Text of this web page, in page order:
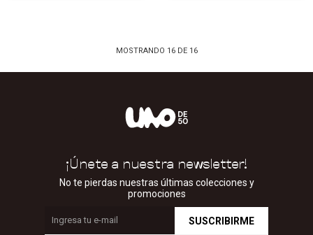
MOSTRANDO 16DE 16
¡Únete a nuestra newsletter!
No te pierdas nuestras últimas colecciones y
promociones
SUSCRIBIRME